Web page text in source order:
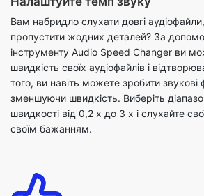
швидкість своїх аудіофайлів і
того, ви навіть можете зробити звукові
зменшуючи швидкість. Виберіть
швидкості від 0,2 х до 3 х і слухайте
своїм бажанням.
Безшовна та інтуїтивна